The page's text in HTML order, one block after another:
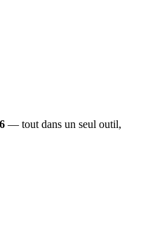
— tout dans un seul outil,